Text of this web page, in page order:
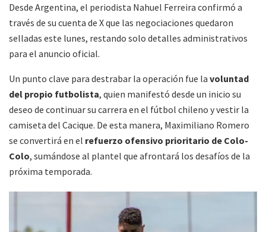
Desde Argentina, el periodista Nahuel Ferreira confirmó a
través de su cuenta de X que las negociaciones quedaron
selladas este lunes, restando solo detalles administrativos
para el anuncio oficial.
Un punto clave para destrabar la operación fue la voluntad
del propio futbolista, quien manifestó desde un inicio su
deseo de continuar su carrera en el fútbol chileno y vestir la
camiseta del Cacique. De esta manera, Maximiliano Romero
se convertirá en el refuerzo ofensivo prioritario de Colo-
Colo, sumándose al plantel que afrontará los desafíos de la
próxima temporada.